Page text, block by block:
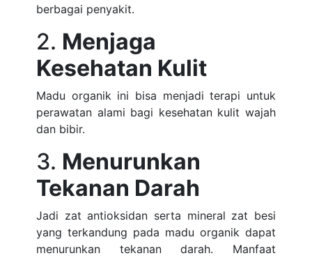
berbagai penyakit.
2. Menjaga
Kesehatan Kulit
Madu organik ini bisa menjadi terapi untuk
perawatan alami bagi kesehatan kulit wajah
dan bibir.
3. Menurunkan
Tekanan Darah
Jadi zat antioksidan serta mineral zat besi
yang terkandung pada madu organik dapat
menurunkan tekanan darah. Manfaat